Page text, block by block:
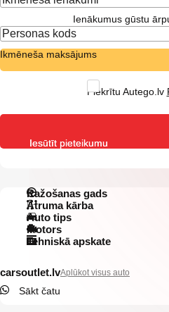
Ienākumus gūstu
Ikmēneša maksājums
Piekrītu Autego.lv
Ražošanas gads
Ātruma kārba
Auto tips
Motors
Tehniskā apskate
carsoutlet.lvAplūkot visus auto
Sākt čatu